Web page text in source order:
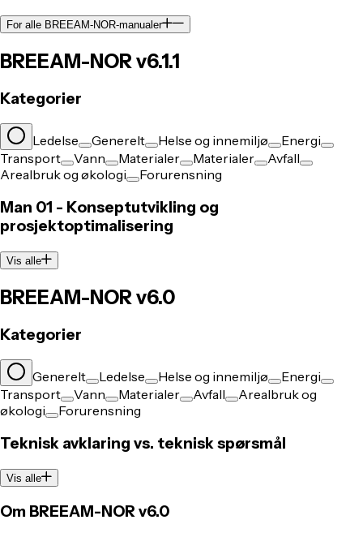
For alle BREEAM-NOR-manualer
BREEAM-NOR v6.1.1
Kategorier
Ledelse Generelt Helse og innemiljø
Energi
Transport
Vann Materialer Materialer
Avfall
Arealbruk og økologi
Forurensning
Man 01 - Konseptutvikling og
prosjektoptimalisering
Vis alle
BREEAM-NOR v6.0
Kategorier
Generelt Ledelse Helse og innemiljø
Energi
Transport
Vann Materialer Avfall
Arealbruk og
økologi
Forurensning
Teknisk avklaring vs. teknisk spørsmål
Vis alle
Om BREEAM-NOR v6.0